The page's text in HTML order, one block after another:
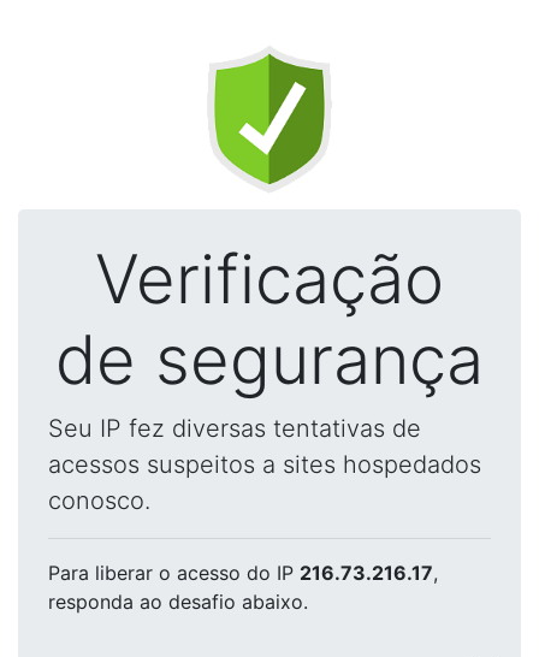
Verificação
de segurança
Seu IP fez diversas tentativas de
acessos suspeitos a sites hospedados
conosco.
Para liberar o acesso do IP 216.73.216.17,
responda ao desafio abaixo.